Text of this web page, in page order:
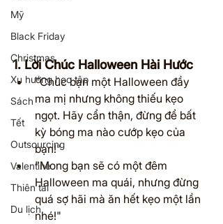
Mỹ
Black Friday
Christmas
Xu hướng học tập
Sách
Tết
Outsourcing
Valentine
Thiên tai
Du lịch
1. Lời Chúc Halloween Hài Hước
"Chúc bạn một Halloween đầy
ma mị nhưng không thiếu kẹo
ngọt. Hãy cẩn thận, đừng để bất
kỳ bóng ma nào cướp kẹo của
bạn!"
"Mong bạn sẽ có một đêm
Halloween ma quái, nhưng đừng
quá sợ hãi mà ăn hết kẹo một lần
nhé!"